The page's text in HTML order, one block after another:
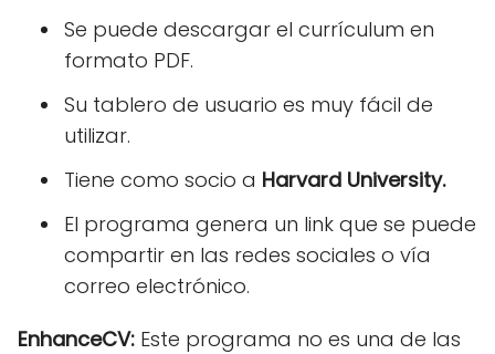
Se puede descargar el currículum en
formato PDF.
Su tablero de usuario es muy fácil de
utilizar.
Tiene como socio a Harvard University.
El programa genera un link que se puede
compartir en las redes sociales o vía
correo electrónico.
EnhanceCV: Este programa no es una de las